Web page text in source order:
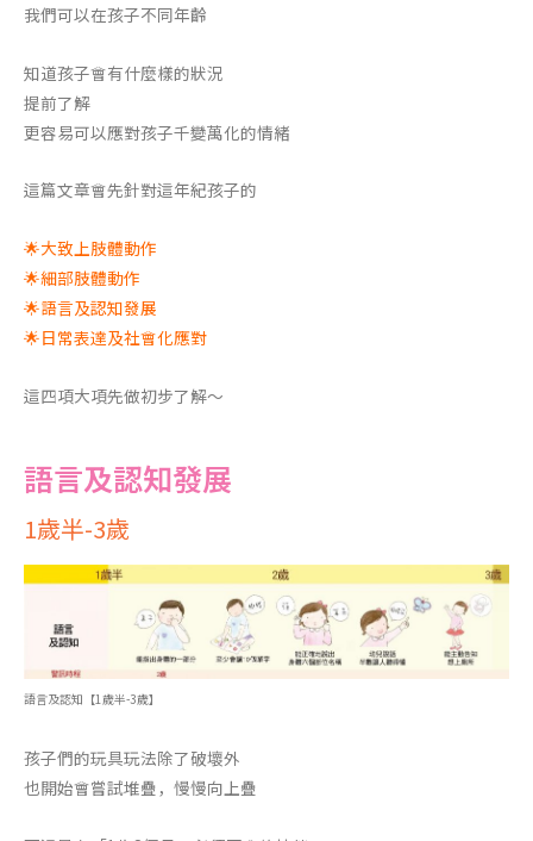
我們可以在孩子不同年齡
知道孩子會有什麼樣的狀況
提前了解
更容易可以應對孩子千變萬化的情緒
這篇文章會先針對這年紀孩子的
🌟大致上肢體動作
🌟細部肢體動作
🌟語言及認知發展
🌟日常表達及社會化應對
這四項大項先做初步了解～
語言及認知發展
1歲半-3歲
語言及認知【1歲半-3歲】
孩子們的玩具玩法除了破壞外
也開始會嘗試堆疊，慢慢向上疊